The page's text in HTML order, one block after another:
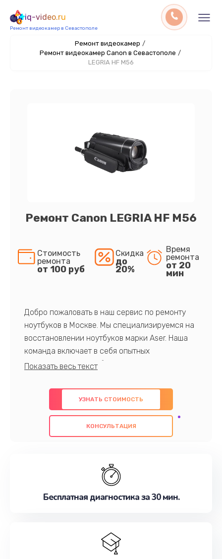
iq-video.ru
Ремонт видеокамер в Севастополе
Ремонт видеокамер /
Ремонт видеокамер Canon в Севастополе /
LEGRIA HF M56
Ремонт Canon LEGRIA HF M56
Стоимость
ремонта
от 100 руб
Скидка
до
20%
Время
ремонта
от 20
мин
Добро пожаловать в наш сервис по ремонту
ноутбуков в Москве. Мы специализируемся на
восстановлении ноутбуков марки Aser. Наша
команда включает в себя опытных
профессионалов с обширными знаниями и
предлагаем быстрый и качественный ремонт с
использованием оригинальных компонентов, а
также гарантируем качество всех
проведенных работ. Наша цель - предоставить
наилучшим образом. Не медлите записаться на
УЗНАТЬ СТОИМОСТЬ
КОНСУЛЬТАЦИЯ
Бесплатная диагностика за 30 мин.